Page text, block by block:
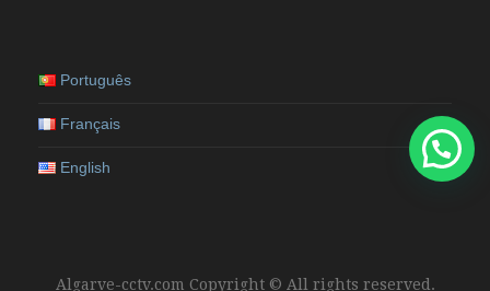
Português
Français
English
Algarve-cctv.com Copyright © All rights reserved.